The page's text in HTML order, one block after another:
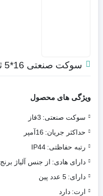
سوکت صنعتی 16*5 ثابت مادگی پارت الکتریک
ویژگی های محصول
سوکت صنعتی: 3فاز
حداکثر جریان: 16آمپر
رتبه حفاظتی: IP44
دارای هادی: از جنس آلیاژ برنج
دارای: 5 عدد پین
ارت: دارد